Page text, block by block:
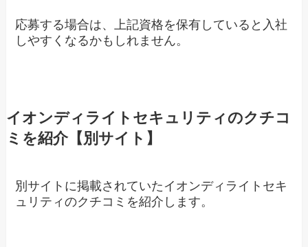
応募する場合は、上記資格を保有していると入社
しやすくなるかもしれません。
イオンディライトセキュリティのクチコ
ミを紹介【別サイト】
別サイトに掲載されていたイオンディライトセキ
ュリティのクチコミを紹介します。